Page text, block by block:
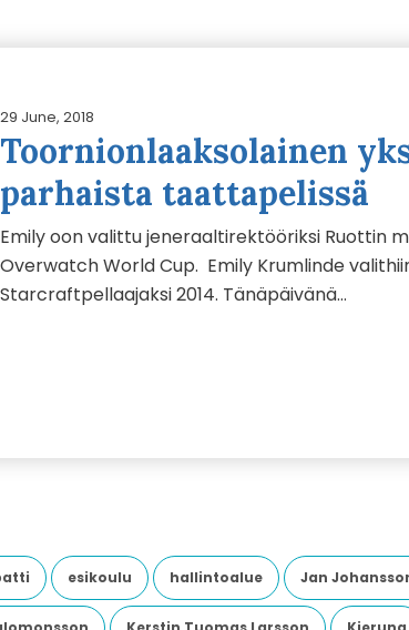
29 June, 2018
Toornionlaaksolainen
parhaista taattapelissä
Emily oon valittu jeneraaltirektööriksi Ruottin
Overwatch World Cup. Emily Krumlinde
Starcraftpellaajaksi 2014. Tänäpäivänä…
esikoulu hallintoalue Jan